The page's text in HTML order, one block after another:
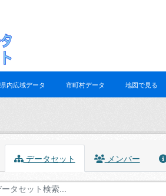
県内広域データ 市町村データ 地図で見る
データセット メンバー